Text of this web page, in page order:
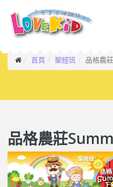
首頁 聖經班 品格農
品格農莊